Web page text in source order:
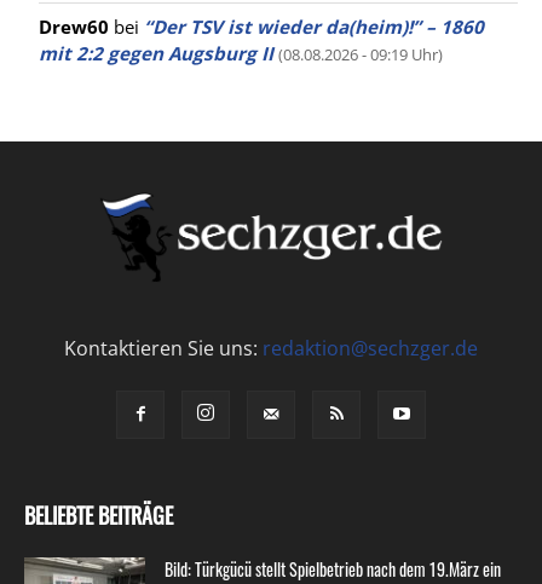
Drew60 bei “Der TSV ist wieder da(heim)!” – 1860
mit 2:2 gegen Augsburg II (08.08.2026 - 09:19 Uhr)
Kontaktieren Sie uns: redaktion@sechzger.de
BELIEBTE BEITRÄGE
Bild: Türkgücü stellt Spielbetrieb nach dem 19.März ein